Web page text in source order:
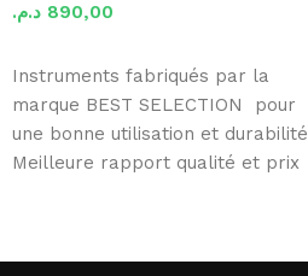
890,00 د.م.
Instruments fabriqués par la
marque BEST SELECTION pour
une bonne utilisation et durabilité
Meilleure rapport qualité et prix